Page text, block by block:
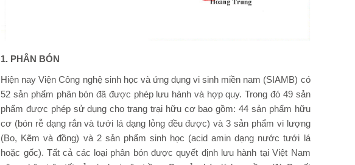
1. PHÂN BÓN
Hiện nay Viện Công nghệ sinh học và ứng dụng vi sinh miền nam (SIAMB) có
52 sản phẩm phân bón đã được phép lưu hành và hợp quy. Trong đó 49 sản
phẩm được phép sử dụng cho trang trại hữu cơ bao gồm: 44 sản phẩm hữu
cơ (bón rễ dạng rắn và tưới lá dạng lỏng đều được) và 3 sản phẩm vi lượng
(Bo, Kẽm và đồng) và 2 sản phẩm sinh học (acid amin dạng nước tưới lá
hoặc gốc). Tất cả các loại phân bón được quyết định lưu hành tại Việt Nam